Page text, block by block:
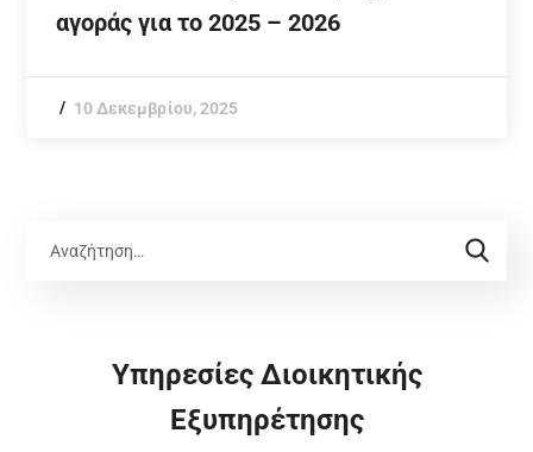
αγοράς για το 2025 – 2026
10 Δεκεμβρίου, 2025
Υπηρεσίες Διοικητικής
Εξυπηρέτησης